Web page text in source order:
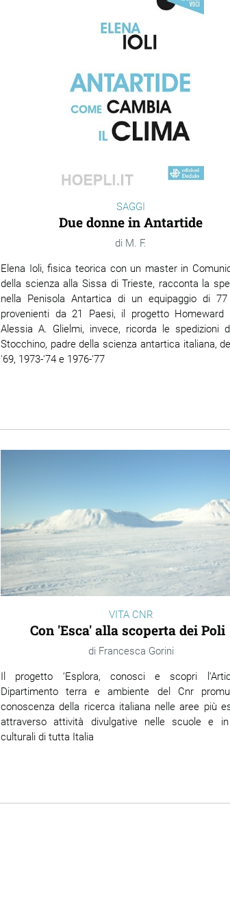
SAGGI
Due donne in Antartide
M. F.
Elena Ioli, fisica teorica con un master in
della scienza alla Sissa di Trieste, racconta la
nella Penisola Antartica di un equipaggio di 77
provenienti da 21 Paesi, il progetto Homeward
Alessia A. Glielmi, invece, ricorda le spedizioni
Stocchino, padre della scienza antartica italiana,
'69, 1973-'74 e 1976-'77
VITA CNR
Con 'Esca' alla scoperta dei Poli
Francesca Gorini
Il progetto ‘Esplora, conosci e scopri
Dipartimento terra e ambiente del Cnr
conoscenza della ricerca italiana nelle aree più
attraverso attività divulgative nelle scuole e
culturali di tutta Italia